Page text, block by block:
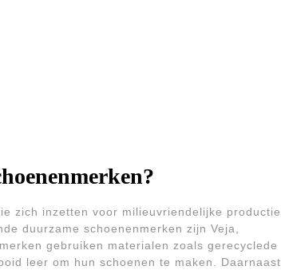
zich inzetten voor milieuvriendelijke productie
duurzame schoenenmerken zijn Veja,
gebruiken materialen zoals gerecyclede
leer om hun schoenen te maken. Daarnaast